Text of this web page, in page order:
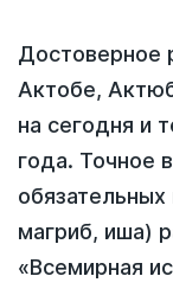
Достоверное
Актобе,
на сегодня и
года. Точное
магриб, иша)
«Всемирная